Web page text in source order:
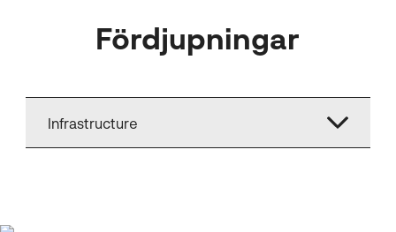
Fördjupningar
Infrastructure